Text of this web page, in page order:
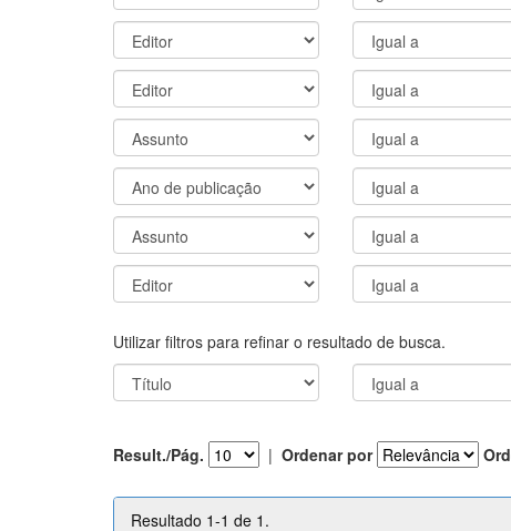
Utilizar filtros para refinar o resultado de busca.
Result./Pág. | Ordenar por
Resultado 1-1 de 1.